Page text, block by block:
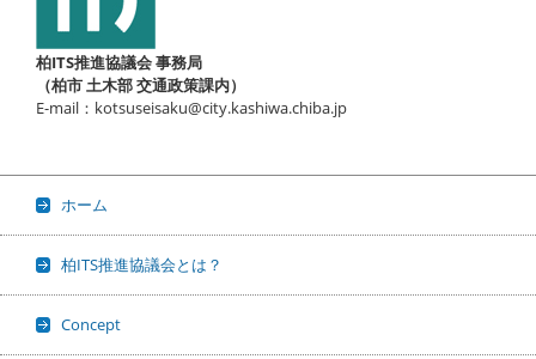
柏ITS推進協議会 事務局
（柏市 土木部 交通政策課内）
E-mail：kotsuseisaku@city.kashiwa.chiba.jp
ホーム
柏ITS推進協議会とは？
Concept